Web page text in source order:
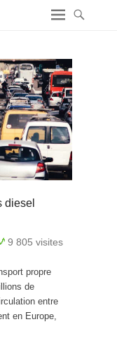
diesel
9 805 visites
propre
de
entre
en Europe,